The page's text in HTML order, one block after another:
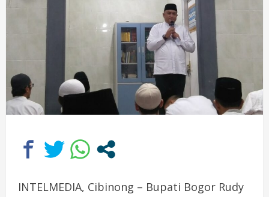
INTELMEDIA, Cibinong – Bupati Bogor Rudy